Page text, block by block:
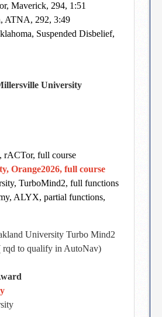
Maverick, 294, 1:51
ATNA, 292, 3:49
Suspended Disbelief,
University
rACTor, full course
Orange2026, full course
TurboMind2, full functions
ALYX, partial functions,
University Turbo Mind2
rqd to qualify in AutoNav)